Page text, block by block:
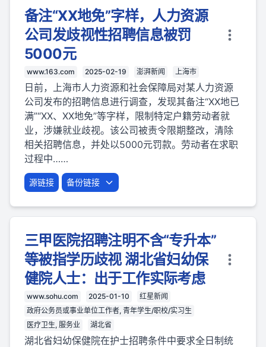
备注“XX地免”字样，人力资源
公司发歧视性招聘信息被罚
5000元
www.163.com 2025-02-19 澎湃新闻 上海市
日前，上海市人力资源和社会保障局对某人力资源
公司发布的招聘信息进行调查，发现其备注“XX地已
满”“XX、XX地免”等字样，限制特定户籍劳动者就
业，涉嫌就业歧视。该公司被责令限期整改，清除
相关招聘信息，并处以5000元罚款。劳动者在求职
过程中……
源链接 备份链接
三甲医院招聘注明不含“专升本”
等被指学历歧视 湖北省妇幼保
健院人士：出于工作实际考虑
www.sohu.com 2025-01-10
红星新闻
政府公务员或事业单位工作者, 青年学生/职校/实习生
医疗卫生, 服务业
湖北省
湖北省妇幼保健院在护士招聘条件中要求全日制统